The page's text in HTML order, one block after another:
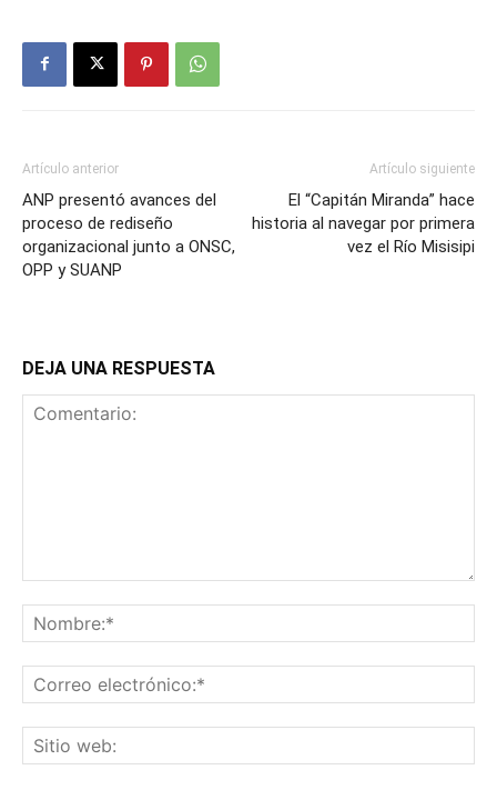
Artículo anterior
ANP presentó avances del
proceso de rediseño
organizacional junto a ONSC,
OPP y SUANP
Artículo siguiente
El “Capitán Miranda” hace
historia al navegar por primera
vez el Río Misisipi
DEJA UNA RESPUESTA